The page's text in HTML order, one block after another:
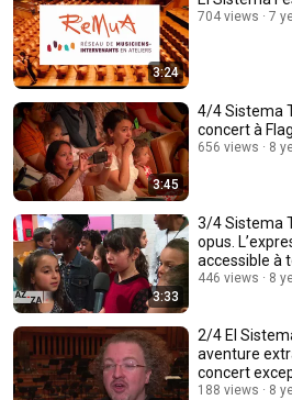
3:24
704 views 7
3:45
4/4 Sistema
concert à
656 views 8
3:33
3/4 Sistema
opus.
accessible à
446 views 8
2/4 El
aventure
concert
188 views 8